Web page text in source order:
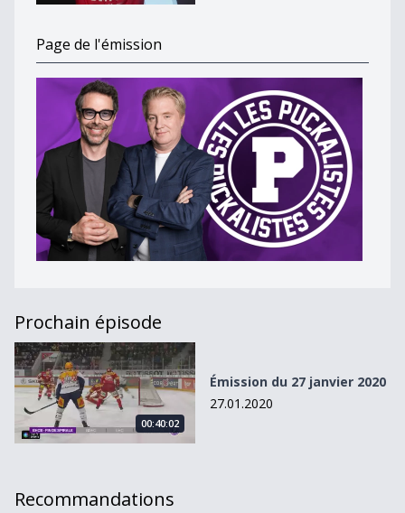
Page de l'émission
Prochain épisode
Émission du 27 janvier 2020
00:40:02
Émission du 27 janvier 2020
27.01.2020
Recommandations